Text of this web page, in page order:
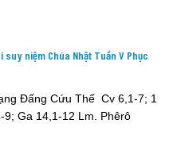
suy niệm Chúa Nhật Tuần V Phục
Đấng Cứu Thế Cv 6,1-7; 1
9; Ga 14,1-12 Lm. Phêrô